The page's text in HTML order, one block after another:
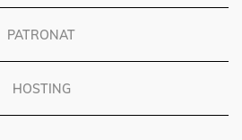
PATRONAT
HOSTING